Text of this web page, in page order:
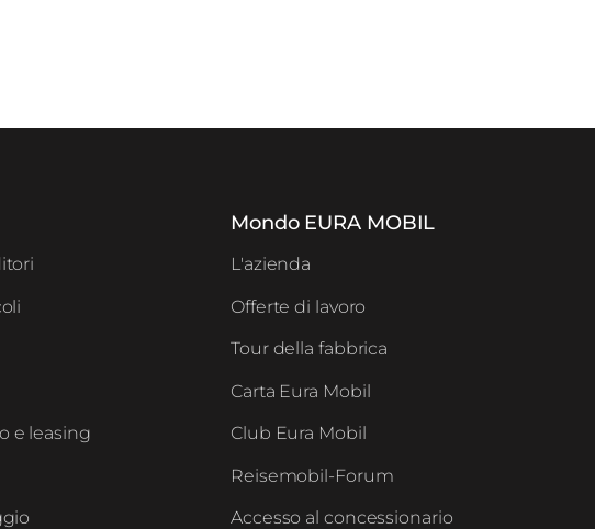
e leasing
Mondo EURA MOBIL
L'azienda
Offerte di lavoro
Tour della fabbrica
Carta Eura Mobil
Club Eura Mobil
Reisemobil-Forum
Accesso al concessionario